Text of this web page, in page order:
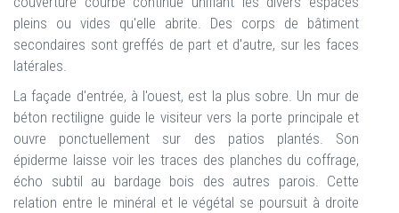
pleins ou vides qu'elle abrite. Des corps de bâtiment
secondaires sont greffés de part et d'autre, sur les faces
latérales.
La façade d'entrée, à l'ouest, est la plus sobre. Un mur de
béton rectiligne guide le visiteur vers la porte principale et
ouvre ponctuellement sur des patios plantés. Son
épiderme laisse voir les traces des planches du coffrage,
écho subtil au bardage bois des autres parois. Cette
relation entre le minéral et le végétal se poursuit à droite